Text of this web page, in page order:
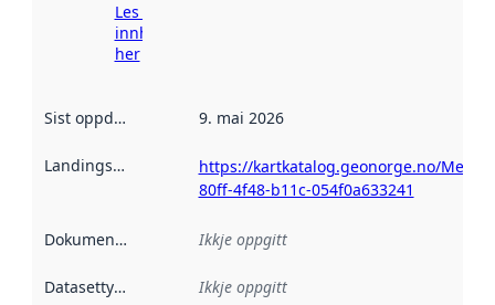
Les meir om
innhenting
her
Sist oppdatert 9. mai 2026
Landingsside
https://kartkatalog.geonorge.no/
80ff-4f48-b11c-054f0a633241
Dokumentasjon Ikkje oppgitt
Datasettype Ikkje oppgitt